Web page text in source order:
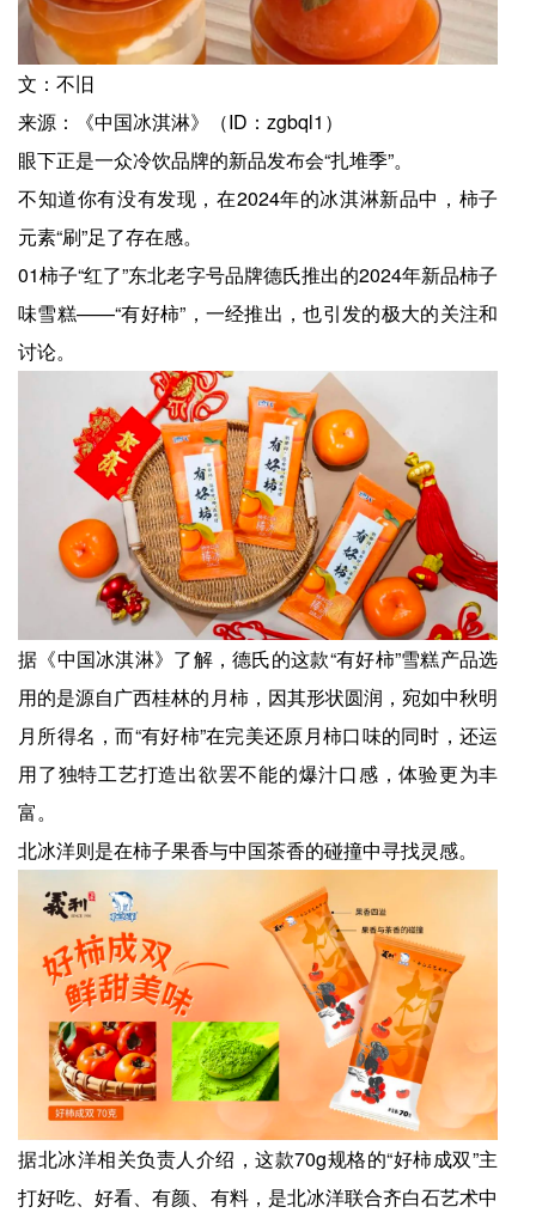
文：不旧
来源：《中国冰淇淋》（ID：zgbql1）
眼下正是一众冷饮品牌的新品发布会“扎堆季”。
不知道你有没有发现，在2024年的冰淇淋新品中，柿子
元素“刷”足了存在感。
01柿子“红了”东北老字号品牌德氏推出的2024年新品柿子
味雪糕——“有好柿”，一经推出，也引发的极大的关注和
讨论。
据《中国冰淇淋》了解，德氏的这款“有好柿”雪糕产品选
用的是源自广西桂林的月柿，因其形状圆润，宛如中秋明
月所得名，而“有好柿”在完美还原月柿口味的同时，还运
用了独特工艺打造出欲罢不能的爆汁口感，体验更为丰
富。
北冰洋则是在柿子果香与中国茶香的碰撞中寻找灵感。
据北冰洋相关负责人介绍，这款70g规格的“好柿成双”主
打好吃、好看、有颜、有料，是北冰洋联合齐白石艺术中